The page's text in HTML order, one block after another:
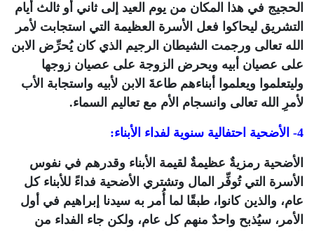
الحجيج في هذا المكان من يوم العيد إلى ثاني أو ثالث أيام
التشريق ليحاكوا فعل الأسرة العظيمة التي استجابت لأمر
الله تعالى ورجمت الشيطان الرجيم الذي كان يُحرِّض الابن
على عصيان أبيه ويحرض الزوجة على عصيان زوجها
وليتعلموا ويعلموا أبناءهم طاعةَ الابن لأبيه واستجابة الأب
لأمرِ الله تعالى وانسجام الأم مع تعاليم السماء.
4- الأضحية احتفالية سنوية لفداء الأبناء:
الأضحية رمزيةٌ عظيمةٌ لقيمة الأبناء وقدرهم في نفوس
الأسرة التي تُوفِّر المال وتشتري الأضحية فداءً للأبناء كل
عام، والذين كانوا، طبقًا لما أُمر به سيدنا إبراهيم في أول
الأمر، سيُذبح واحدٌ منهم كل عام، ولكن جاء الفداء من